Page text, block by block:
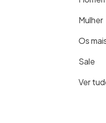
Mulher
Os
Sale
Ver